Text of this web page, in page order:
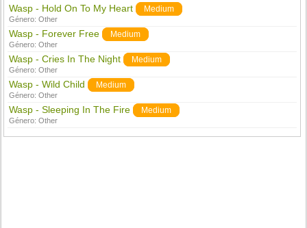
Wasp - Hold On To My Heart Medium
Género:Other
Wasp - Forever Free Medium
Género:Other
Wasp - Cries In The Night Medium
Género:Other
Wasp - Wild Child Medium
Género:Other
Wasp - Sleeping In The Fire Medium
Género:Other